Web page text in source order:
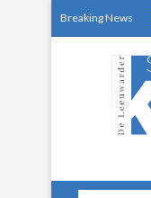
Breaking News